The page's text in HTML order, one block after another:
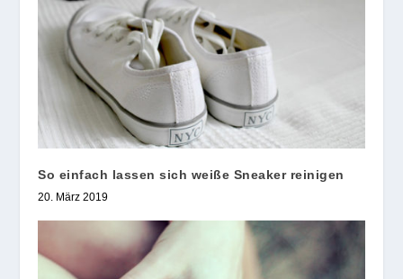
So einfach lassen sich weiße Sneaker reinigen
20. März 2019